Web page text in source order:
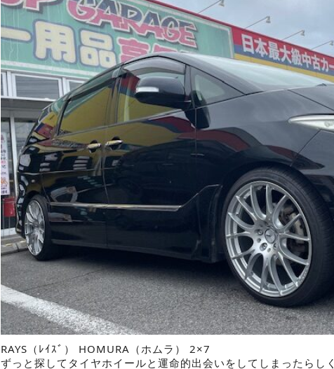
RAYS（ﾚｲｽﾞ） HOMURA（ホムラ） 2×7
ずっと探してタイヤホイールと運命的出会いをしてしまったらしく